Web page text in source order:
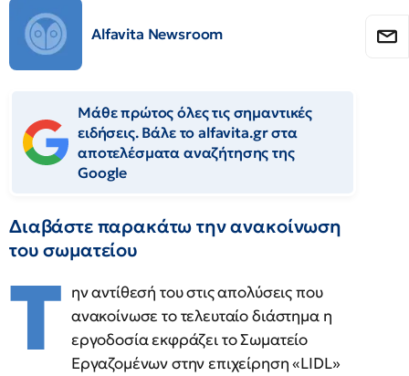
Alfavita Newsroom
Μάθε πρώτος όλες τις σημαντικές
ειδήσεις. Βάλε το alfavita.gr στα
αποτελέσματα αναζήτησης της
Google
Διαβάστε παρακάτω την ανακοίνωση
του σωματείου
Τ ην αντίθεσή του στις απολύσεις που
ανακοίνωσε το τελευταίο διάστημα η
εργοδοσία εκφράζει το Σωματείο
Εργαζομένων στην επιχείρηση «LIDL»